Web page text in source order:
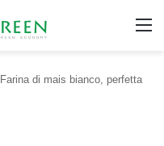
Farina di mais bianco, perfetta